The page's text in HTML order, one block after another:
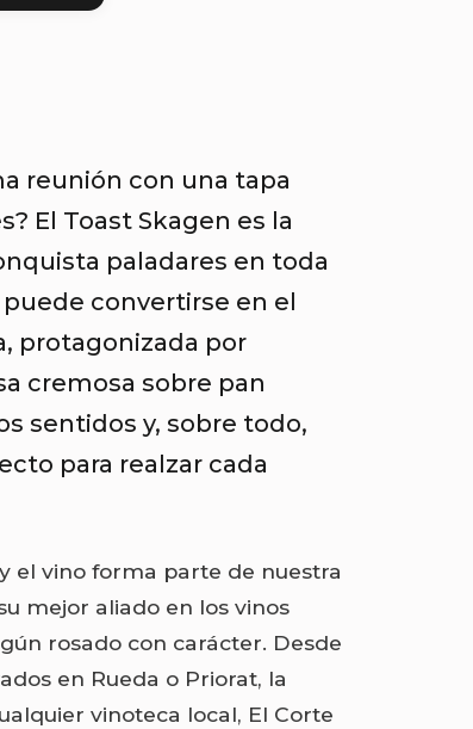
reunión con una tapa
El Toast Skagen es la
paladares en toda
convertirse en el
protagonizada por
cremosa sobre pan
sentidos y, sobre todo,
para realzar cada
el vino forma parte de nuestra
mejor aliado en los vinos
rosado con carácter. Desde
en Rueda o Priorat, la
vinoteca local, El Corte